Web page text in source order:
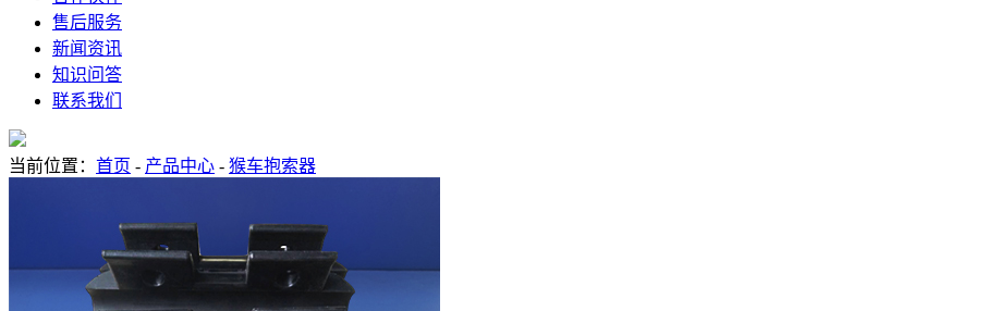
售后服务
新闻资讯
知识问答
联系我们
当前位置： 首页 - 产品中心 - 猴车抱索器